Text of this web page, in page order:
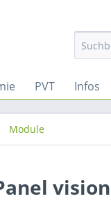
PVT Infos
Module